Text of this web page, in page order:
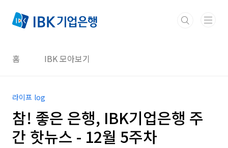
홈 IBK 모아보기
라이프 log
참! 좋은 은행, IBK기업은행 주
간 핫뉴스 - 12월 5주차